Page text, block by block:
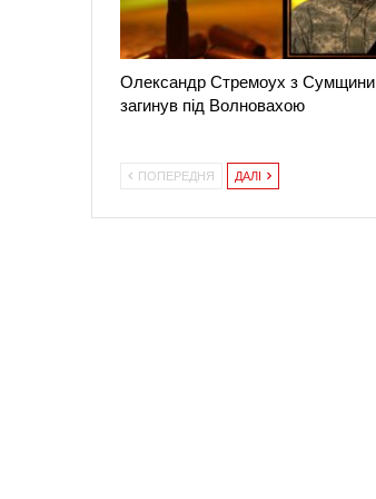
Олександр Стремоух з Сумщини
загинув під Волновахою
ПОПЕРЕДНЯ ДАЛІ